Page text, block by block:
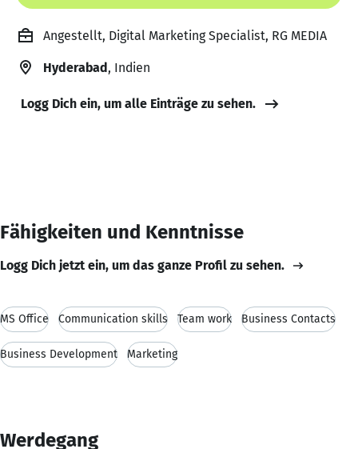
Angestellt, Digital Marketing Specialist, RG MEDIA
Hyderabad, Indien
Logg Dich ein, um alle Einträge zu sehen.
Fähigkeiten und Kenntnisse
Logg Dich jetzt ein, um das ganze Profil zu sehen.
MS Office Communication skills Team work Business Contacts
Business Development Marketing
Werdegang